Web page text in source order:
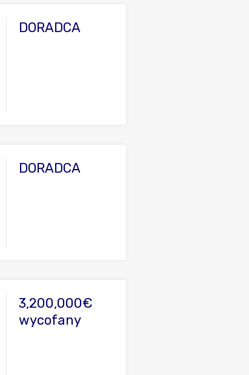
DORADCA
DORADCA
3,200,000€
wycofany